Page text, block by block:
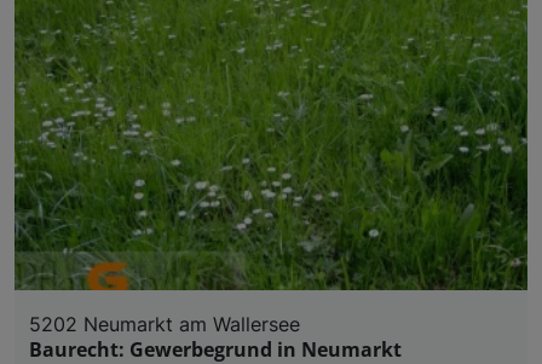
5202 Neumarkt am Wallersee
Baurecht: Gewerbegrund in Neumarkt